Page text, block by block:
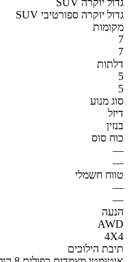
SUV גדול יוקרה ספורטיבי
מקומות
7
7
דלתות
5
5
סוג מנוע
דיזל
בנזין
כוח סוס
—
—
טווח חשמלי
—
—
הנעה
AWD
4X4
תיבת הילוכים